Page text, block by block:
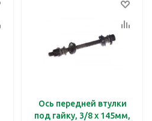
Ось передней втулки
под гайку, 3/8 x 145мм,